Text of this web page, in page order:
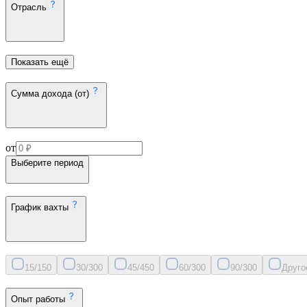
Отрасль
Показать ещё
Сумма дохода (от)
от
Выберите период
График вахты
15/150 30/300 45/450 60/300 90/300
Опыт работы